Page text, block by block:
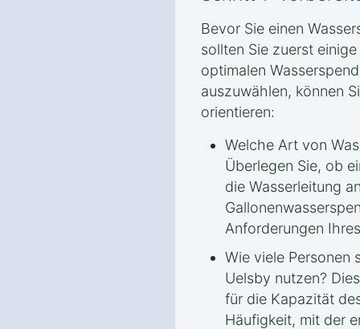
Bevor Sie einen
sollten Sie zuerst
optimalen
auszuwählen, können
orientieren:
Welche Art von
Überlegen Sie, ob
die Wasserleitung
Anforderungen
Wie viele Personen
Uelsby nutzen?
für die Kapazität
Häufigkeit, mit der